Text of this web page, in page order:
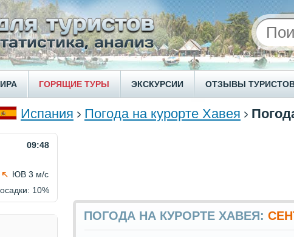
ГОРЯЩИЕ ТУРЫ ЭКСКУРСИИ ОТЗЫВЫ
Испания Погода на курорте Хавея
ПОГОДА НА КУРОРТЕ ХАВЕЯ:
09:48
ЮВ 3 м/с
осадки: 10%